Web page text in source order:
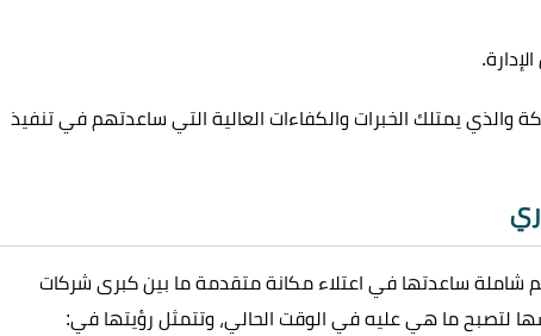
والذي يمتلك الخبرات والكفاءات العالية التي ساعدتهم في تنفيذ
شاملة ساعدتها في اعتلاء مكانة متقدمة ما بين كبرى شركات
لتصبح ما هي عليه في الوقت الحالي، وتتمثل رؤيتها في: